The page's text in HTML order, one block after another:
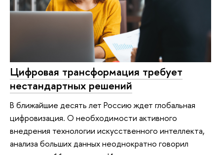
Цифровая трансформация требует
нестандартных решений
В ближайшие десять лет Россию ждет глобальная
цифровизация. О необходимости активного
внедрения технологии искусственного интеллекта,
анализа больших данных неоднократно говорил